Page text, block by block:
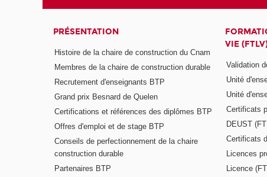
PRÉSENTATION
Histoire de la chaire de construction du Cnam
Membres de la chaire de construction durable
Recrutement d'enseignants BTP
Grand prix Besnard de Quelen
Certifications et références des diplômes BTP
Offres d'emploi et de stage BTP
Conseils de perfectionnement de la chaire
construction durable
Partenaires BTP
VIE
Validation
Unité
Unité
Certificats
DEUST
Certificats
Licences
Licence